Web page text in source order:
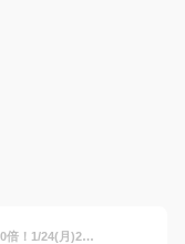
【エントリーで2点でP5倍、3点以上でP10倍！1/24(月)20:00〜1/28(金)1:59】アンダーアーマー マスク UAスポーツマスク フェザーウエイト 1372228-410 UNDER ARMOUR